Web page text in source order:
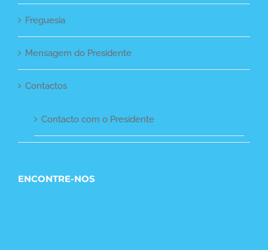
Freguesia
Mensagem do Presidente
Contactos
Contacto com o Presidente
ENCONTRE-NOS